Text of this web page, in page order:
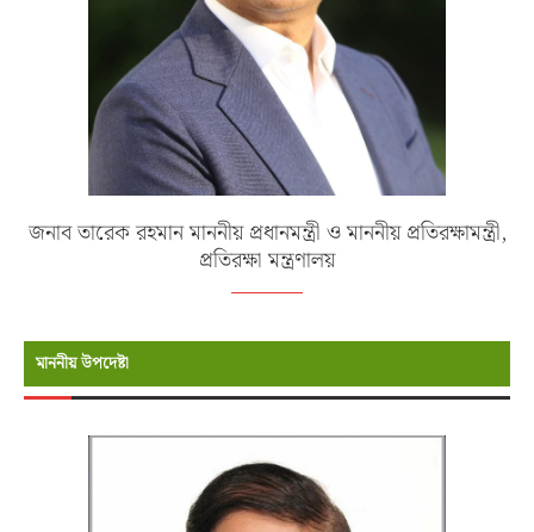
জনাব তারেক রহমান মাননীয় প্রধানমন্ত্রী ও মাননীয় প্রতিরক্ষামন্ত্রী,
প্রতিরক্ষা মন্ত্রণালয়
মাননীয় উপদেষ্টা